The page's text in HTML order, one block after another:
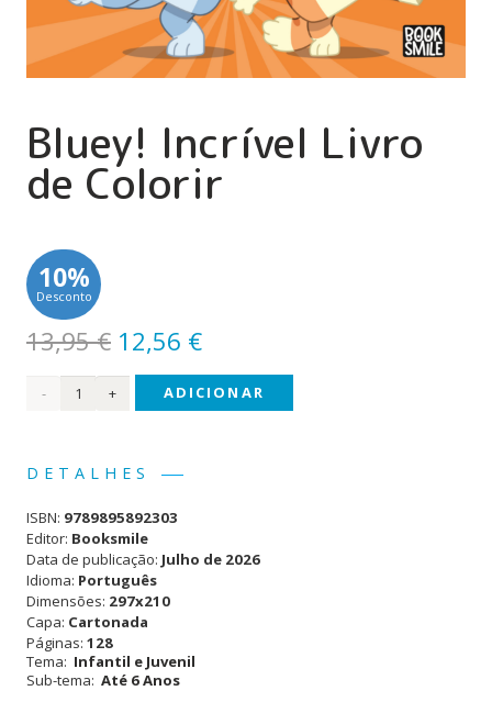
Bluey! Incrível Livro
de Colorir
10%
Desconto
13,95€ O
preço
original
13,95 €.
12,56 €O
preço
atual
Quantidade
Livro
de
Colorir
ADICIONAR
DETALHES
ISBN: 9789895892303
Editor: Booksmile
Data de publicação: Julho de 2026
Idioma: Português
Dimensões: 297x210
Capa: Cartonada
Páginas: 128
Tema: Infantil e Juvenil
Sub-tema: Até 6 Anos